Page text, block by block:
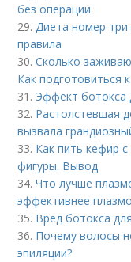
без операции
29.Диета номер
правила
30.Сколько
Как подготовиться
31. Эффект ботокса
32. Растолстевшая
вызвала
33. Как пить кефир
фигуры. Вывод
34.Что лучше
эффективнее
35. Вред ботокса
36. Почему волосы
эпиляции?